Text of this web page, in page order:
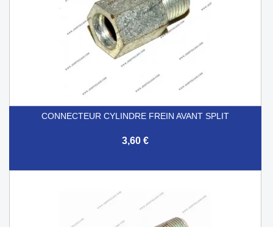
CONNECTEUR CYLINDRE FREIN AVANT SPLIT
3,60 €